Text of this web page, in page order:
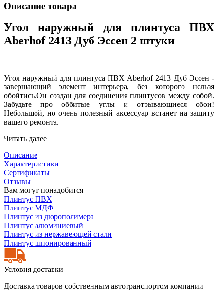
Описание товара
Угол наружный для плинтуса ПВХ
Aberhof 2413 Дуб Эссен 2 штуки
Угол наружный для плинтуса ПВХ Aberhof 2413 Дуб Эссен -
завершающий элемент интерьера, без которого нельзя
обойтись.Он создан для соединения плинтусов между собой.
Забудьте про оббитые углы и отрывающиеся обои!
Небольшой, но очень полезный аксессуар встанет на защиту
вашего ремонта.
Читать далее
Описание
Характеристики
Сертификаты
Отзывы
Вам могут понадобится
Плинтус ПВХ
Плинтус МДФ
Плинтус из дюрополимера
Плинтус алюминиевый
Плинтус из нержавеющей стали
Плинтус шпонированный
Условия доставки
Доставка товаров собственным автотранспортом компании